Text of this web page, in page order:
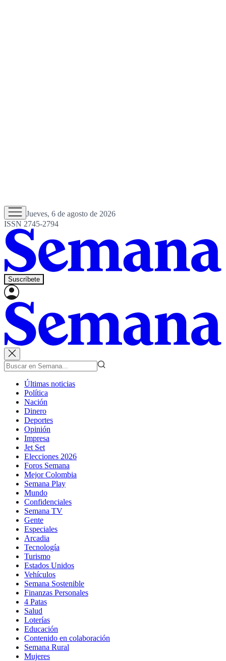
Jueves, 6 de agosto de 2026
ISSN 2745-2794
Suscríbete
Últimas noticias
Política
Nación
Dinero
Deportes
Opinión
Impresa
Jet Set
Elecciones 2026
Foros Semana
Mejor Colombia
Semana Play
Mundo
Confidenciales
Semana TV
Gente
Especiales
Arcadia
Tecnología
Turismo
Estados Unidos
Vehículos
Semana Sostenible
Finanzas Personales
4 Patas
Salud
Loterías
Educación
Contenido en colaboración
Semana Rural
Mujeres